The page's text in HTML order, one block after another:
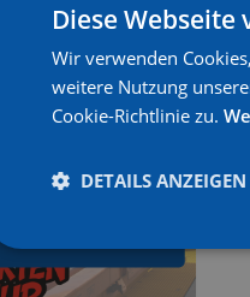
jetzt
Diese Webseite
Wir verwenden
weitere Nutzung
Cookie-Richtlinie zu.
DETAILS ANZEIGEN